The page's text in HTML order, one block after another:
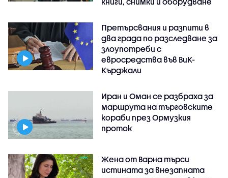
Претърсвания и разпити в
два града по разследване за
злоупотреби с
евросредства във ВиК-
Кърджали
Иран и Оман се разбраха за
маршрута на търговските
кораби през Ормузкия
проток
Жена от Варна търси
истината за внезапната